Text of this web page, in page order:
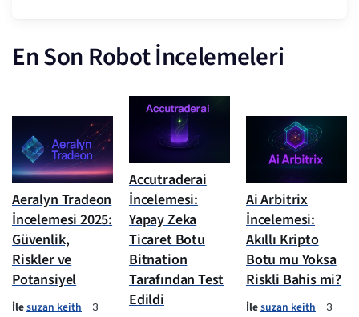
En Son Robot İncelemeleri
Aeralyn Tradeon
İncelemesi 2025:
Güvenlik,
Riskler ve
Potansiyel
İlesuzan keith
3
Accutraderai
İncelemesi:
Yapay Zeka
Ticaret Botu
Bitnation
Tarafından Test
Edildi
Ai Arbitrix
İncelemesi:
Akıllı Kripto
Botu mu Yoksa
Riskli Bahis mi?
İlesuzan keith
3